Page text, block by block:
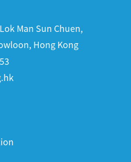
Man Sun Chuen,
Hong Kong